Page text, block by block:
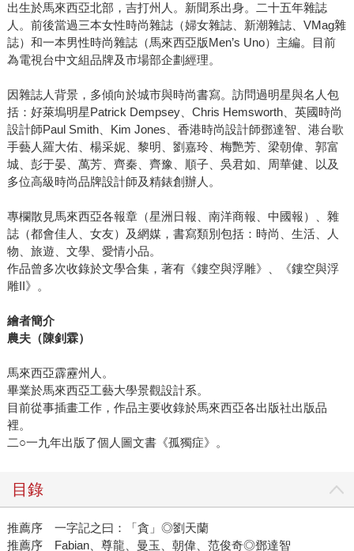
出生於馬來西亞北部，吉打州人。新聞系出身。二十五年雜誌
人。前後當過三本女性時尚雜誌（婦女雜誌、新潮雜誌、VMag雜
誌）和一本男性時尚雜誌（馬來西亞版Men’s Uno）主編。目前
為電視台中文組品牌及市場部企劃經理。
因雜誌人背景，多傾向於城市與時尚書寫。訪問過明星與名人包
括：好萊塢明星Patrick Dempsey、Chris Hemsworth、英國時尚
設計師Paul Smith、Kim Jones、香港時尚設計師鄧達智、港台歌
手藝人羅大佑、楊采妮、黎明、劉嘉玲、梅艷芳、梁朝偉、郭富
城、彭于晏、萬芳、齊秦、齊豫、順子、吳君如、周華健、以及
多位高級時尚品牌設計師及精錶創辦人。
專欄散見馬來西亞各報章（星洲日報、南洋商報、中國報）、雜
誌（都會佳人、女友）及網媒，書寫類別包括：時尚、生活、人
物、旅遊、文學、愛情小品。
作品曾多次收錄於文學合集，著有《鏤空與浮雕》、《鏤空與浮
雕II》。
繪者簡介
農夫（陳釗霖）
馬來西亞霹靂州人。
畢業於馬來西亞工藝大學景觀設計系。
目前從事插畫工作，作品主要收錄於馬來西亞各出版社出版品
裡。
二○一九年出版了個人圖文書《孤獨症》。
目錄
推薦序 一字記之曰：「貪」◎劉天蘭
推薦序 Fabian、尊龍、曼玉、朝偉、范俊奇◎鄧達智